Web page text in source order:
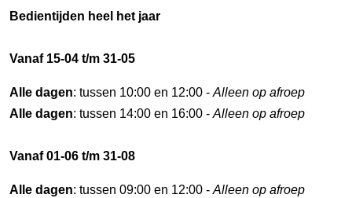
Bedientijden heel het jaar
Vanaf 15-04 t/m 31-05
Alle dagen: tussen 10:00 en 12:00 - Alleen op afroep
Alle dagen: tussen 14:00 en 16:00 - Alleen op afroep
Vanaf 01-06 t/m 31-08
Alle dagen: tussen 09:00 en 12:00 - Alleen op afroep